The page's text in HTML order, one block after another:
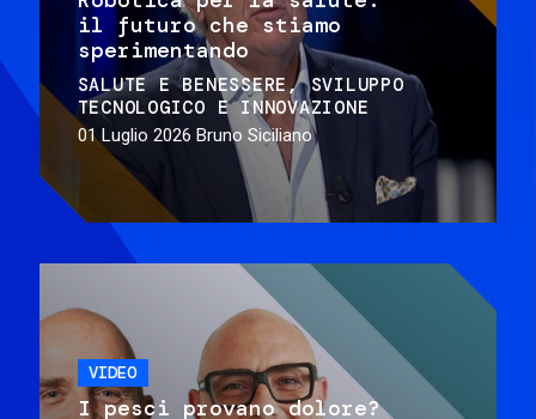
il futuro che stiamo
sperimentando
SALUTE E BENESSERE
SVILUPPO
TECNOLOGICO E INNOVAZIONE
01 Luglio 2026 Bruno Siciliano
VIDEO
I pesci provano dolore?